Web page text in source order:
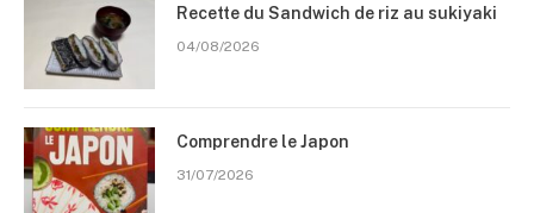
Recette du Sandwich de riz au sukiyaki
04/08/2026
Comprendre le Japon
31/07/2026